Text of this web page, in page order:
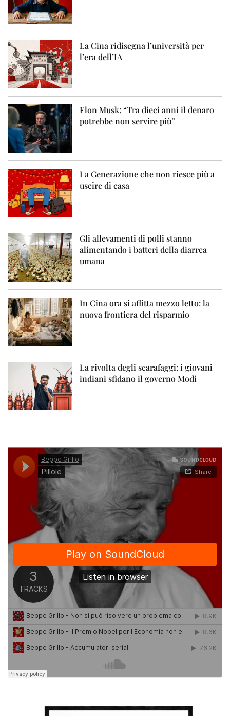
La Cina ridisegna l’università per
l’era dell’IA
Elon Musk: “Tra dieci anni il denaro
potrebbe non servire più”
La Generazione che non riesce più a
uscire di casa
Gli allevamenti di polli stanno
alimentando i batteri della diarrea
umana
In Cina ora si affitta mezzo letto: la
nuova frontiera del risparmio
La rivolta degli scarafaggi: i giovani
indiani sfidano il governo Modi